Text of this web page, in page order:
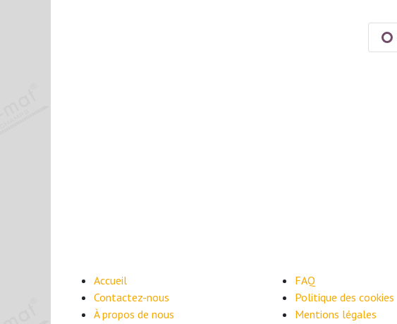
Accueil
Contactez-nous
À propos de nous
FAQ
​Politique des cookies
Mentions légales